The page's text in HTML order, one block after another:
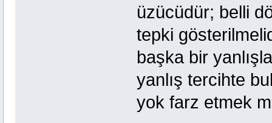
üzücüdür; belli
tepki
başka bir
yanlış tercihte
yok farz etmek